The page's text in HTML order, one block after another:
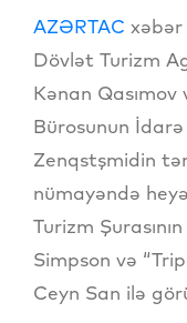
AZƏRTAC xəbər
Dövlət Turizm
Kənan
Bürosunun
Zenqstşmidin
nümayəndə
Turizm
Simpson və
Ceyn San ilə